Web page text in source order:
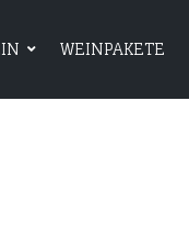
WEINPAKETE
HOME